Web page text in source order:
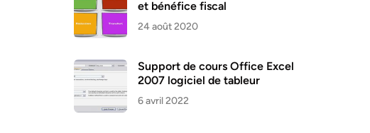
et bénéfice fiscal
24 août 2020
Support de cours Office Excel
2007 logiciel de tableur
6 avril 2022